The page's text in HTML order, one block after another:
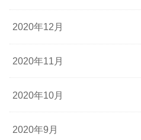
2020年12月
2020年11月
2020年10月
2020年9月